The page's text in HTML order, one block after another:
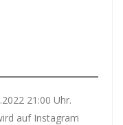
21:00 Uhr.
auf Instagram